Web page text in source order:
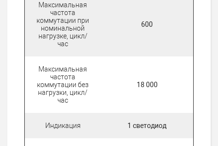
Максимальная
частота
коммутации при
номинальной
нагрузке, цикл/
час
600
Максимальная
частота
коммутации без
нагрузки, цикл/
час
18 000
Индикация 1 светодиод